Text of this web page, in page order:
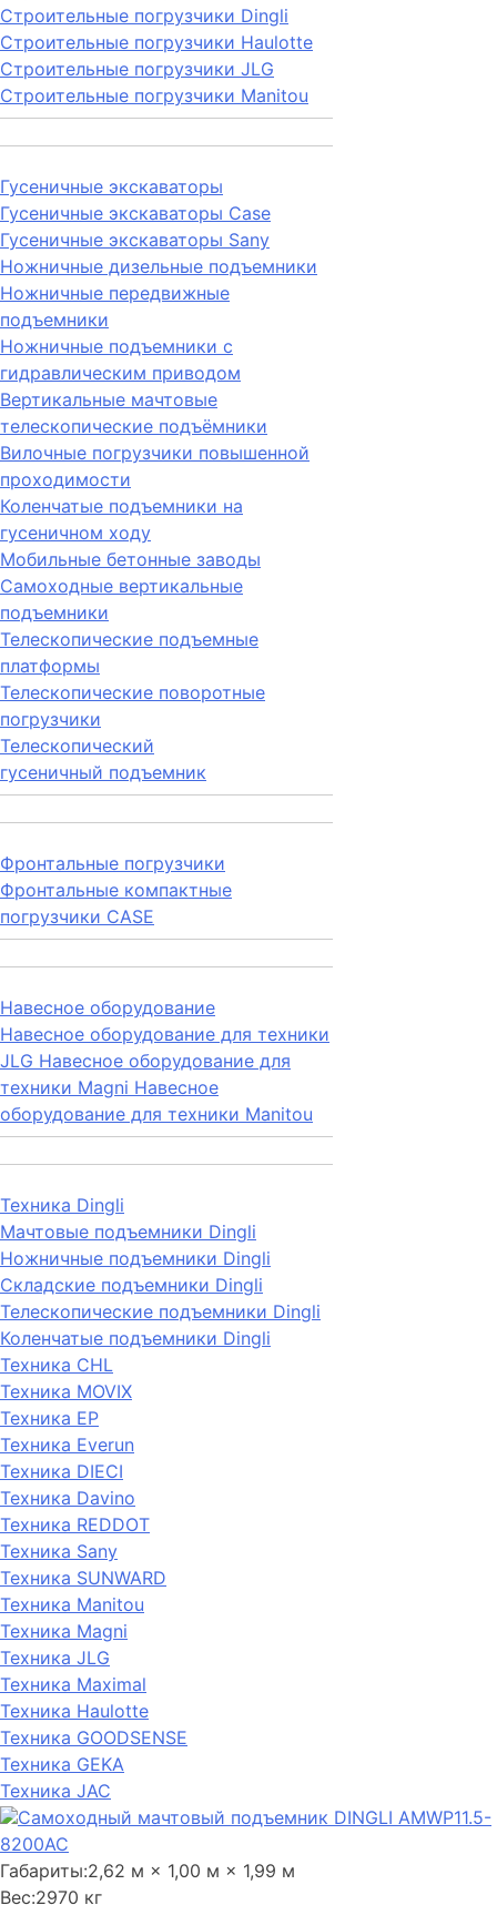
Строительные погрузчики Dingli
Строительные погрузчики Haulotte
Строительные погрузчики JLG
Строительные погрузчики Manitou
Гусеничные экскаваторы
Гусеничные экскаваторы Case
Гусеничные экскаваторы Sany
Ножничные дизельные подъемники
Ножничные передвижные
подъемники
Ножничные подъемники с
гидравлическим приводом
Вертикальные мачтовые
телескопические подъёмники
Вилочные погрузчики повышенной
проходимости
Коленчатые подъемники на
гусеничном ходу
Мобильные бетонные заводы
Самоходные вертикальные
подъемники
Телескопические подъемные
платформы
Телескопические поворотные
погрузчики
Телескопический
гусеничный подъемник
Фронтальные погрузчики
Фронтальные компактные
погрузчики CASE
Навесное оборудование
Навесное оборудование для техники
JLG Навесное оборудование для
техники Magni Навесное
оборудование для техники Manitou
Техника Dingli
Мачтовые подъемники Dingli
Ножничные подъемники Dingli
Складские подъемники Dingli
Телескопические подъемники Dingli
Коленчатые подъемники Dingli
Техника CHL
Техника MOVIX
Техника EP
Техника Everun
Техника DIECI
Техника Davino
Техника REDDOT
Техника Sany
Техника SUNWARD
Техника Manitou
Техника Magni
Техника JLG
Техника Maximal
Техника Haulotte
Техника GOODSENSE
Техника GEKA
Техника JAC
Самоходный мачтовый подъемник DINGLI AMWP11.5-
8200AC
Габариты:2,62 м × 1,00 м × 1,99 м
Вес:2970 кг